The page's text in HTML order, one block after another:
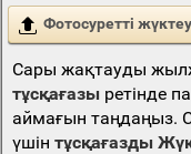
Фотосуретті жүктеу
Сары жақтауды
тұсқағазыретінде
аймағын таңдаңыз.
үшін тұсқағазды